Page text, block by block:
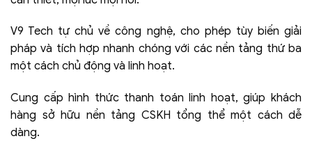
V9 Tech tự chủ về công nghệ, cho phép tùy biến giải
pháp và tích hợp nhanh chóng với các nền tảng thứ ba
một cách chủ động và linh hoạt.
Cung cấp hình thức thanh toán linh hoạt, giúp khách
hàng sở hữu nền tảng CSKH tổng thể một cách dễ
dàng.